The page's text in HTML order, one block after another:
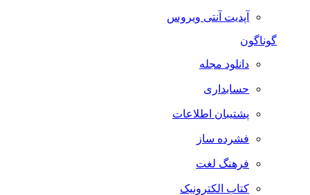
آپدیت آنتی ویروس
گوناگون
دانلود مجله
حسابداری
پشتیبان اطلاعات
فشرده ساز
فرهنگ لغت
کتاب الکترونیک